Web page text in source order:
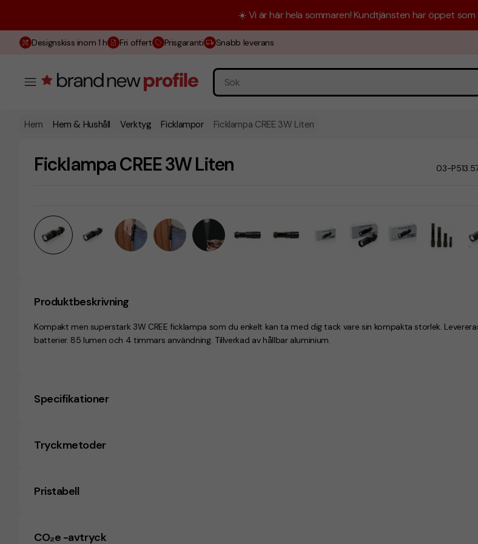
☀️ Vi är här hela sommaren! Kundtjänsten har öppet som
Designskiss inom 1 h Fri offert Prisgaranti Snabb leverans
Hem Hem & Hushåll Verktyg Ficklampor Ficklampa CREE 3W Liten
Ficklampa CREE 3W Liten 03-
Produktbeskrivning
Kompakt men superstark 3W CREE ficklampa som du enkelt kan ta med dig tack vare sin kompakta storlek.
batterier. 85 lumen och 4 timmars användning. Tillverkad av hållbar aluminium.
Specifikationer
Tryckmetoder
Pristabell
CO₂e -avtryck